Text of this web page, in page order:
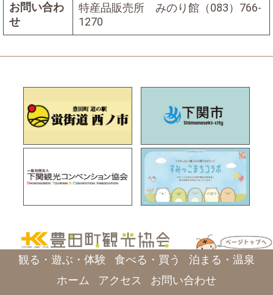
お問い合わ
せ
特産品販売所 みのり館（083）766-
1270
観る・遊ぶ・体験 食べる・買う
泊まる・温泉
ホーム
アクセス お問い合わせ